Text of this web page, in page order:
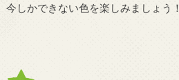
今しかできない色を楽しみましょう！